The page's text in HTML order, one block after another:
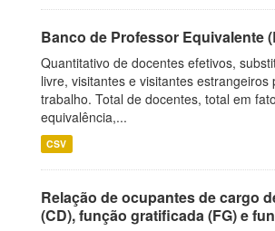
Banco de Professor Equivalente
Quantitativo de docentes efetivos,
livre, visitantes e visitantes estrangeiros
trabalho. Total de docentes, total em
equivalência,...
CSV
Relação de ocupantes de cargo
(CD), função gratificada (FG) e